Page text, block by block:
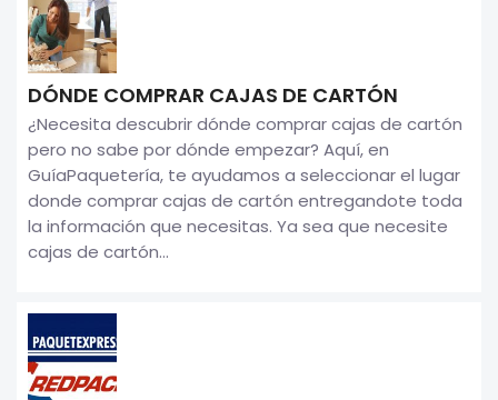
DÓNDE COMPRAR CAJAS DE CARTÓN
¿Necesita descubrir dónde comprar cajas de cartón
pero no sabe por dónde empezar? Aquí, en
GuíaPaquetería, te ayudamos a seleccionar el lugar
donde comprar cajas de cartón entregandote toda
la información que necesitas. Ya sea que necesite
cajas de cartón...